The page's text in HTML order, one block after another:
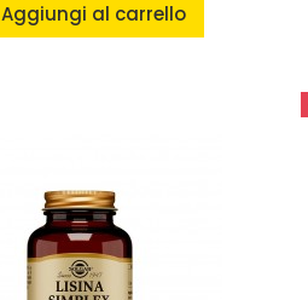
Aggiungi al carrello